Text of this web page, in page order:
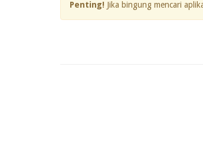
Penting! Jika bingung mencari